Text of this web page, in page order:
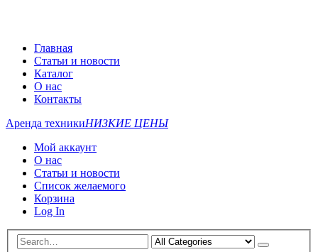
Главная
Статьи и новости
Каталог
О нас
Контакты
Аренда техникиНИЗКИЕ ЦЕНЫ
Мой аккаунт
О нас
Статьи и новости
Список желаемого
Корзина
Log In